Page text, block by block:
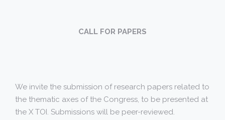
CALL FOR PAPERS
We invite the submission of research papers related to
the thematic axes of the Congress, to be presented at
the X TOI. Submissions will be peer-reviewed.